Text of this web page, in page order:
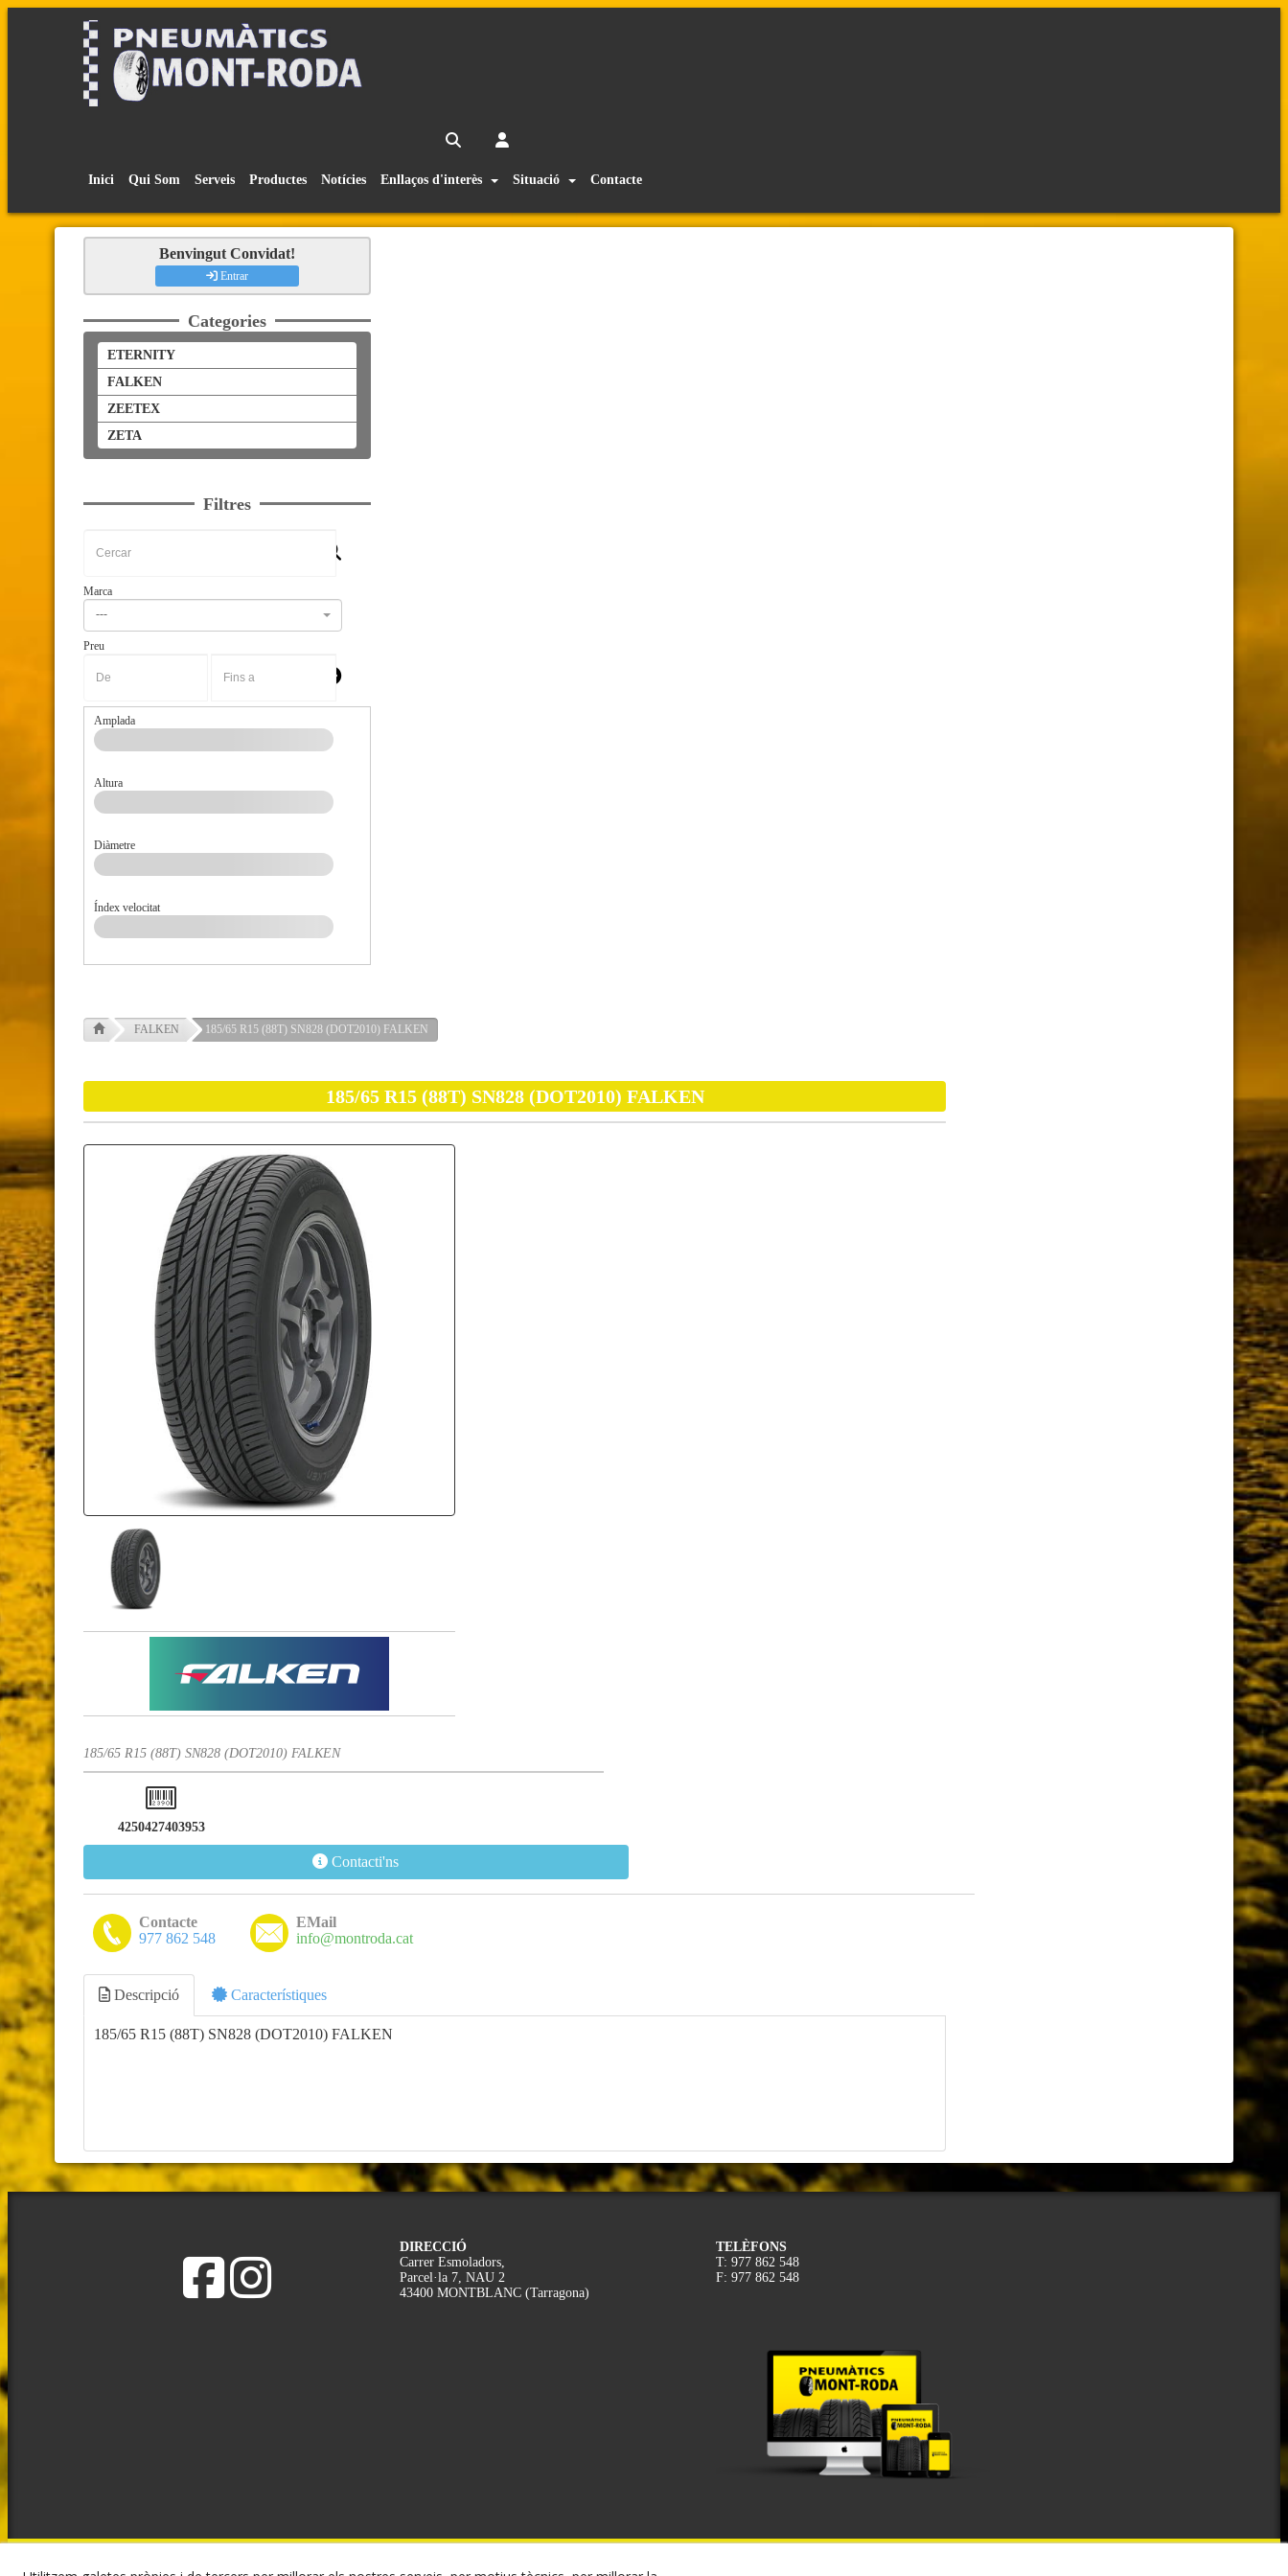
Inici Qui Som Serveis Productes Notícies Enllaços d'interès Situació Contacte
Benvingut Convidat!
Entrar
Categories
ETERNITY
FALKEN
ZEETEX
ZETA
Filtres
Marca
---
Preu
Amplada
Altura
Diàmetre
Índex velocitat
FALKEN 185/65 R15 (88T) SN828 (DOT2010) FALKEN
185/65 R15 (88T) SN828 (DOT2010) FALKEN
185/65 R15 (88T) SN828 (DOT2010) FALKEN
4250427403953
Contacti'ns
Contacte
977 862 548
EMail
info@montroda.cat
Descripció Característiques
185/65 R15 (88T) SN828 (DOT2010) FALKEN
DIRECCIÓ
Carrer Esmoladors,
Parcel·la 7, NAU 2
43400 MONTBLANC (Tarragona)
TELÈFONS
T: 977 862 548
F: 977 862 548